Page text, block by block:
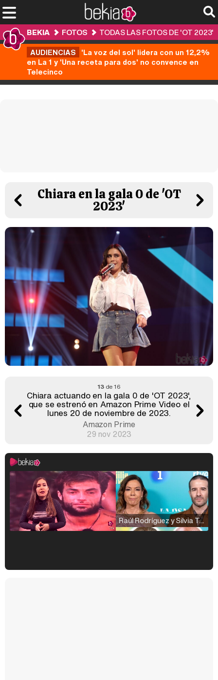
BEKIA FOTOS
TODAS LAS FOTOS DE 'OT 2023'
AUDIENCIAS 'La voz del sol' lidera con un 12,2%
en La 1 y 'Una receta para dos' no convence en
Telecinco
Chiara en la gala 0 de 'OT
2023'
13de 16
Chiara actuando en la gala 0 de 'OT 2023',
que se estrenó en Amazon Prime Video el
lunes 20 de noviembre de 2023.
Amazon Prime
29 nov 2023
Raúl Rodríguez y Silvia Taulés nos cuentan su papel en 'La familia de la tele'